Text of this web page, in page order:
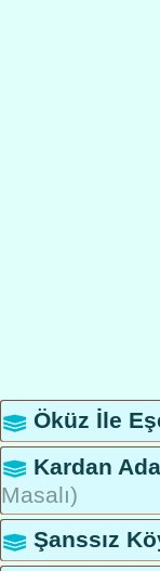
Öküz İle
Kardan
Masalı)
Şanssız